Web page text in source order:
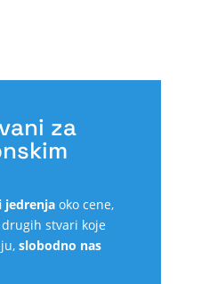
za
jedrenjaoko cene,
stvari koje
slobodno nas